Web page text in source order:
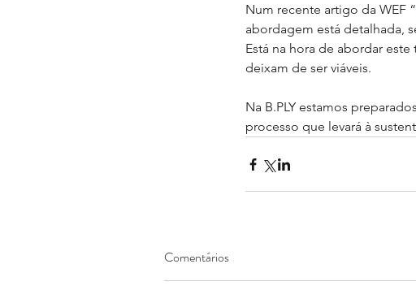
Num recente artigo da WEF “
abordagem está detalhada,
Está na hora de abordar
deixam de ser viáveis.
Na B.PLY estamos
processo que levará à
Comentários